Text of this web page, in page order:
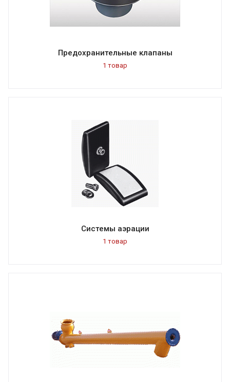
Предохранительные клапаны
1 товар
Системы аэрации
1 товар